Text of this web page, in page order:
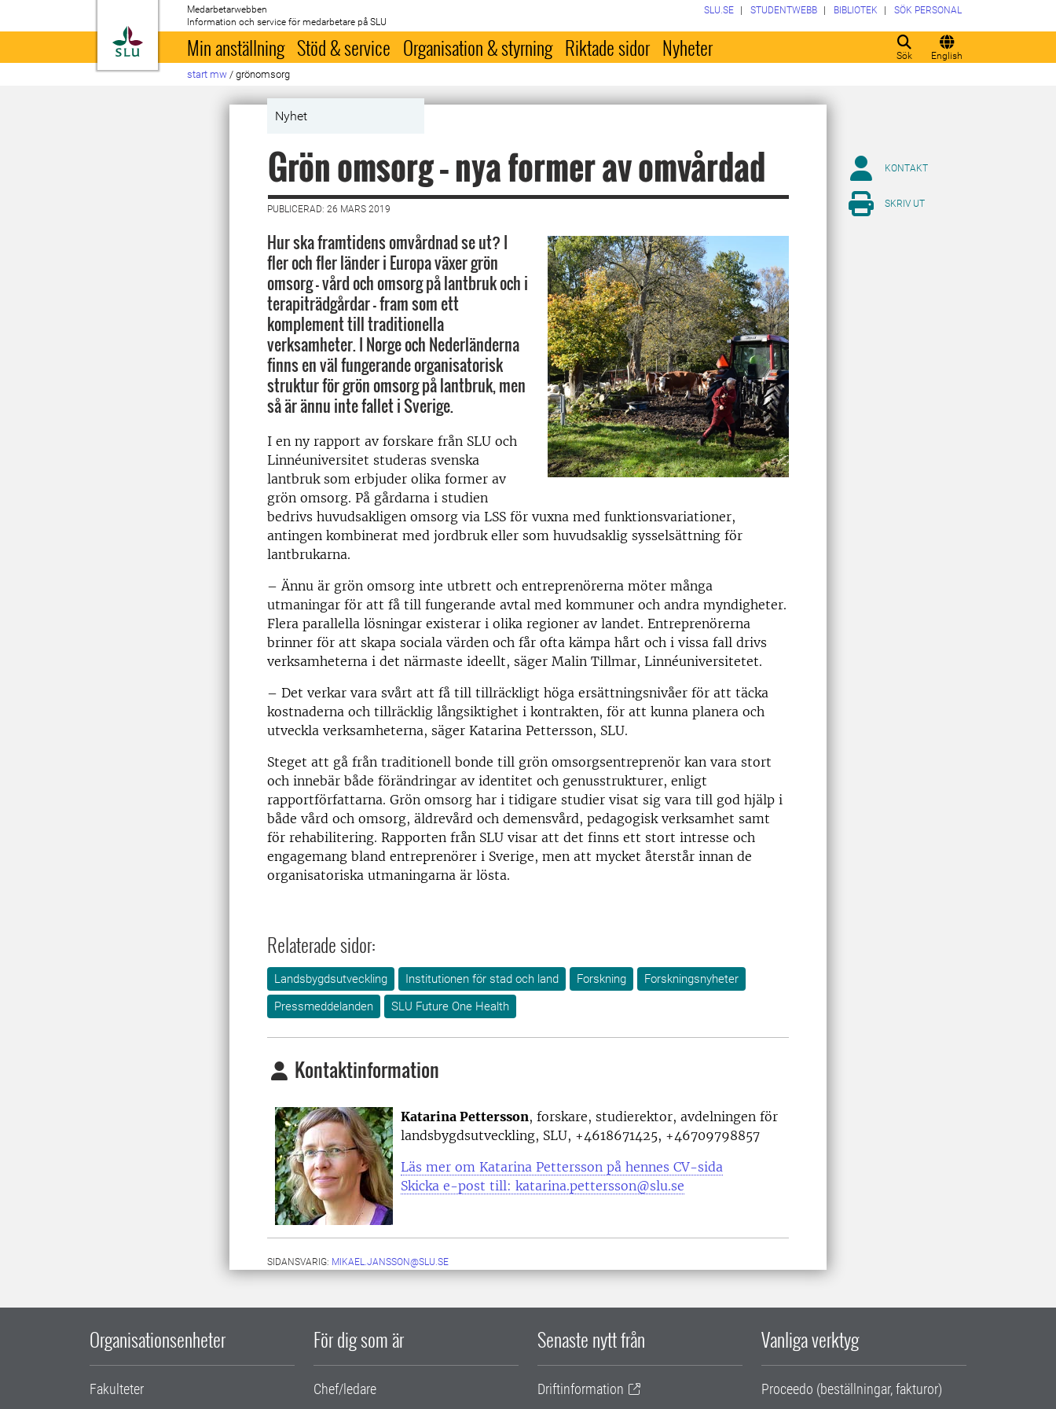
Till startsida
Medarbetarwebben
Information och service för medarbetare på SLU
Sök English
SLU.SE STUDENTWEBB BIBLIOTEK SÖK PERSONAL
Min anställning Stöd & service Organisation & styrning Riktade sidor Nyheter
start mw / grönomsorg
Nyhet
Grön omsorg – nya former av omvårdad
PUBLICERAD: 26 MARS 2019
Hur ska framtidens omvårdnad se ut? I
fler och fler länder i Europa växer grön
omsorg – vård och omsorg på lantbruk och i
terapiträdgårdar – fram som ett
komplement till traditionella
verksamheter. I Norge och Nederländerna
finns en väl fungerande organisatorisk
struktur för grön omsorg på lantbruk, men
så är ännu inte fallet i Sverige.
I en ny rapport av forskare från SLU och
Linnéuniversitet studeras svenska
lantbruk som erbjuder olika former av
grön omsorg. På gårdarna i studien
bedrivs huvudsakligen omsorg via LSS för vuxna med funktionsvariationer,
antingen kombinerat med jordbruk eller som huvudsaklig sysselsättning för
lantbrukarna.
– Ännu är grön omsorg inte utbrett och entreprenörerna möter många
utmaningar för att få till fungerande avtal med kommuner och andra myndigheter.
Flera parallella lösningar existerar i olika regioner av landet. Entreprenörerna
brinner för att skapa sociala värden och får ofta kämpa hårt och i vissa fall drivs
verksamheterna i det närmaste ideellt, säger Malin Tillmar, Linnéuniversitetet.
– Det verkar vara svårt att få till tillräckligt höga ersättningsnivåer för att täcka
kostnaderna och tillräcklig långsiktighet i kontrakten, för att kunna planera och
utveckla verksamheterna, säger Katarina Pettersson, SLU.
Steget att gå från traditionell bonde till grön omsorgsentreprenör kan vara stort
och innebär både förändringar av identitet och genusstrukturer, enligt
rapportförfattarna. Grön omsorg har i tidigare studier visat sig vara till god hjälp i
både vård och omsorg, äldrevård och demensvård, pedagogisk verksamhet samt
för rehabilitering. Rapporten från SLU visar att det finns ett stort intresse och
engagemang bland entreprenörer i Sverige, men att mycket återstår innan de
organisatoriska utmaningarna är lösta.
Relaterade sidor:
Landsbygdsutveckling Institutionen för stad och land Forskning
Forskningsnyheter
Pressmeddelanden
SLU Future One Health
Kontaktinformation
Katarina Pettersson, forskare, studierektor, avdelningen för
landsbygdsutveckling, SLU, +4618671425, +46709798857
Läs mer om Katarina Pettersson på hennes CV-sida
Skicka e-post till: katarina.pettersson@slu.se
SIDANSVARIG: MIKAEL.JANSSON@SLU.SE
KONTAKT
SKRIV UT
Organisationsenheter
Fakulteter
För dig som är
Chef/ledare
Senaste nytt från
Driftinformation
Vanliga verktyg
Proceedo (beställningar, fakturor)